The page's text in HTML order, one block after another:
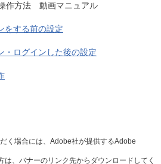
作方法 動画マニュアル
をする前の設定
・ログインした後の設定
く場合には、Adobe社が提供するAdobe
、バナーのリンク先からダウンロードしてく